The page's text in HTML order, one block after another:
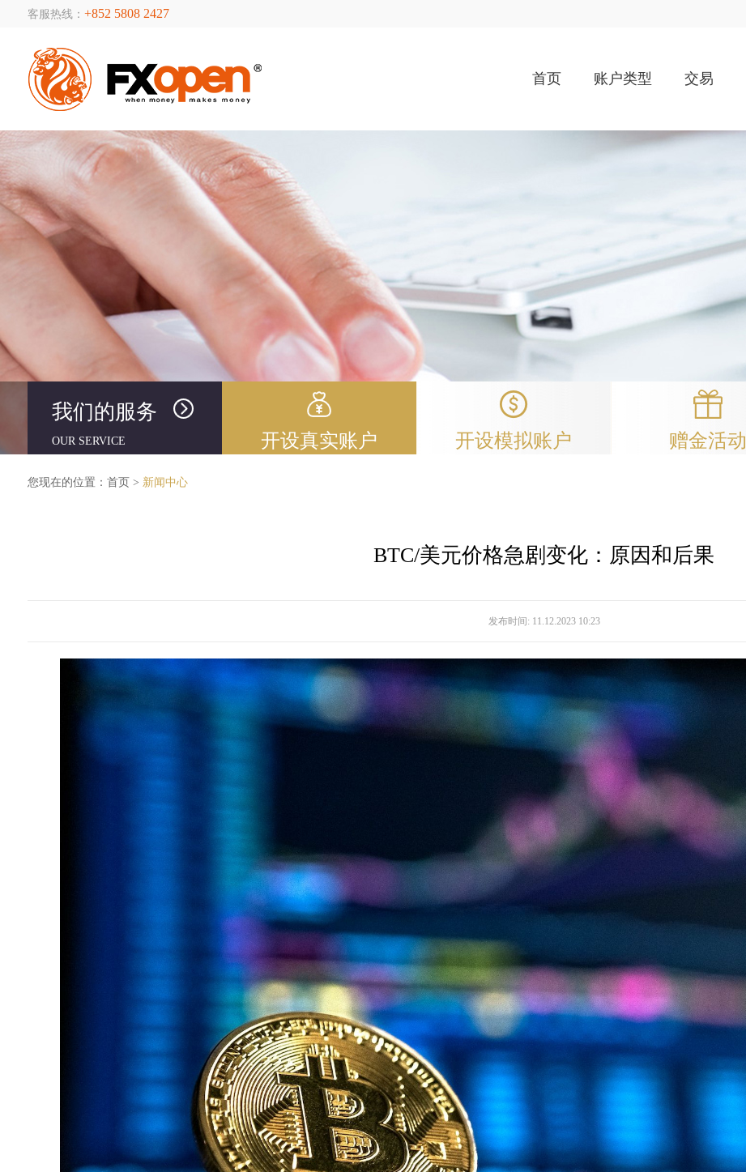
客服热线： +852 5808 2427
首页 账户类型 交易
我们的服务
OUR SERVICE 开设真实账户 开设模拟账户 赠金活动
您现在的位置： 首页 > 新闻中心
BTC/美元价格急剧变化：原因和后果
发布时间: 11.12.2023 10:23